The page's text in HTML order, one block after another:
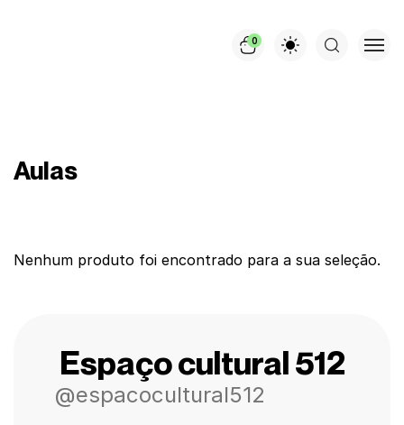
0
Aulas
Nenhum produto foi encontrado para a sua seleção.
Espaço cultural 512
@espacocultural512